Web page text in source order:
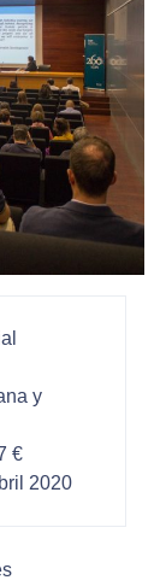
y
€
2020